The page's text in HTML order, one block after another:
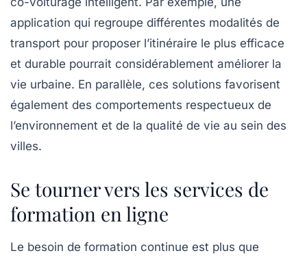
application qui regroupe différentes modalités de
transport pour proposer l’itinéraire le plus efficace
et durable pourrait considérablement améliorer la
vie urbaine. En parallèle, ces solutions favorisent
également des comportements respectueux de
l’environnement et de la qualité de vie au sein des
villes.
Se tourner vers les services de
formation en ligne
Le besoin de formation continue est plus que